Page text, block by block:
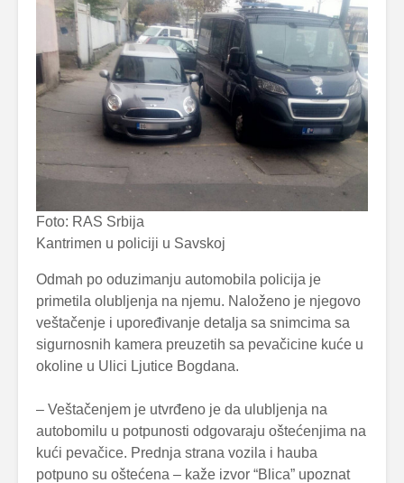
Foto: RAS Srbija
Kantrimen u policiji u Savskoj
Odmah po oduzimanju automobila policija je
primetila olubljenja na njemu. Naloženo je njegovo
veštačenje i upoređivanje detalja sa snimcima sa
sigurnosnih kamera preuzetih sa pevačicine kuće u
okoline u Ulici Ljutice Bogdana.
– Veštačenjem je utvrđeno je da ulubljenja na
autobomilu u potpunosti odgovaraju oštećenjima na
kući pevačice. Prednja strana vozila i hauba
potpuno su oštećena – kaže izvor “Blica” upoznat